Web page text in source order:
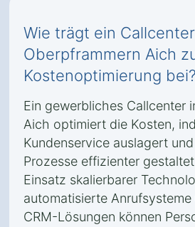
Wie trägt ein
Oberpframmern Aich
Kostenoptimierung bei?
Ein gewerbliches Callcenter
Aich optimiert die Kosten,
Kundenservice auslagert
Prozesse effizienter
Einsatz skalierbarer
automatisierte
CRM-Lösungen können